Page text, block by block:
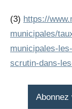
(3) https://
municipales/
municipales-
scrutin-dans-
Abonnez